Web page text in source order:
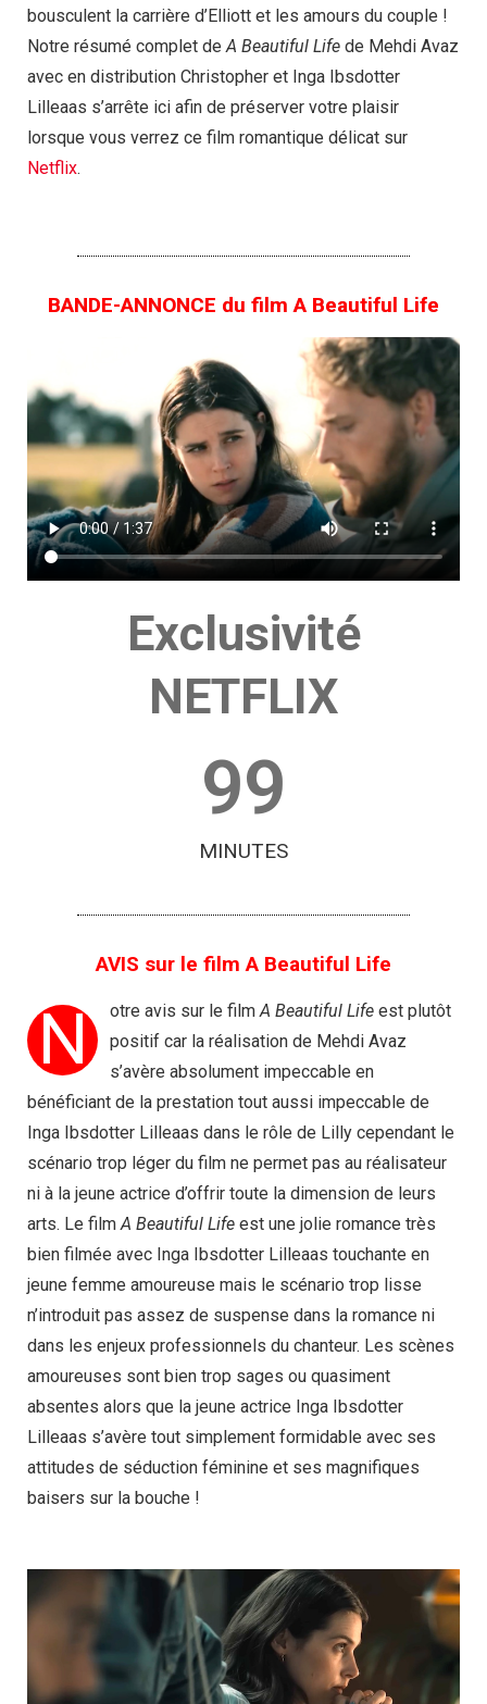
bousculent la carrière d’Elliott et les amours du couple !
Notre résumé complet deA Beautiful Life de Mehdi Avaz
avec en distribution Christopher et Inga Ibsdotter
Lilleaas s’arrête ici afin de préserver votre plaisir
lorsque vous verrez ce film romantique délicat sur
Netflix.
BANDE-ANNONCE du film A Beautiful Life
Exclusivité
NETFLIX
99
MINUTES
AVIS sur le film A Beautiful Life
N otre avis sur le filmA Beautiful Life est plutôt
positif car la réalisation de Mehdi Avaz
s’avère absolument impeccable en
bénéficiant de la prestation tout aussi impeccable de
Inga Ibsdotter Lilleaas dans le rôle de Lilly cependant le
scénario trop léger du film ne permet pas au réalisateur
ni à la jeune actrice d’offrir toute la dimension de leurs
arts. Le filmA Beautiful Life est une jolie romance très
bien filmée avec Inga Ibsdotter Lilleaas touchante en
jeune femme amoureuse mais le scénario trop lisse
n’introduit pas assez de suspense dans la romance ni
dans les enjeux professionnels du chanteur. Les scènes
amoureuses sont bien trop sages ou quasiment
absentes alors que la jeune actrice Inga Ibsdotter
Lilleaas s’avère tout simplement formidable avec ses
attitudes de séduction féminine et ses magnifiques
baisers sur la bouche !